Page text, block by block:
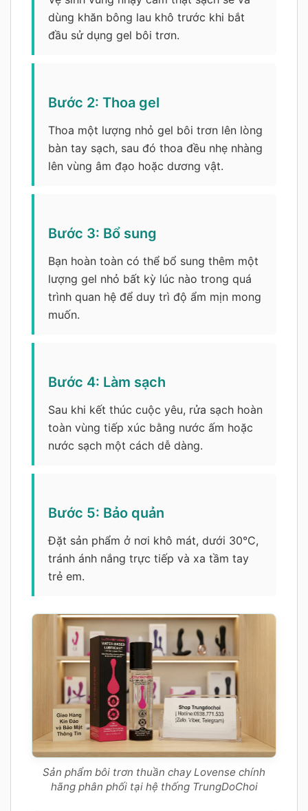
dùng khăn bông lau khô trước khi bắt
đầu sử dụng gel bôi trơn.
Bước 2: Thoa gel
Thoa một lượng nhỏ gel bôi trơn lên lòng
bàn tay sạch, sau đó thoa đều nhẹ nhàng
lên vùng âm đạo hoặc dương vật.
Bước 3: Bổ sung
Bạn hoàn toàn có thể bổ sung thêm một
lượng gel nhỏ bất kỳ lúc nào trong quá
trình quan hệ để duy trì độ ẩm mịn mong
muốn.
Bước 4: Làm sạch
Sau khi kết thúc cuộc yêu, rửa sạch hoàn
toàn vùng tiếp xúc bằng nước ấm hoặc
nước sạch một cách dễ dàng.
Bước 5: Bảo quản
Đặt sản phẩm ở nơi khô mát, dưới 30°C,
tránh ánh nắng trực tiếp và xa tầm tay
trẻ em.
Sản phẩm bôi trơn thuần chay Lovense chính
hãng phân phối tại hệ thống TrungDoChoi